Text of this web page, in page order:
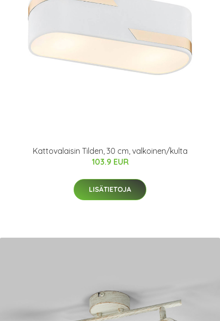
Kattovalaisin Tilden, 30 cm, valkoinen/kulta
103.9 EUR
LISÄTIETOJA